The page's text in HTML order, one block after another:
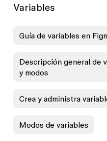
Variables
Guía de variables en
Descripción general de
y modos
Crea y administra
Modos de variables